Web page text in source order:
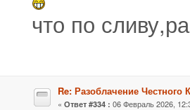
что по
Re: Разоблачение Честного
« Ответ #334 : 06 Февраль 2026,